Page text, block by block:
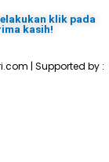
klik pada
kasih!
| Supported by :